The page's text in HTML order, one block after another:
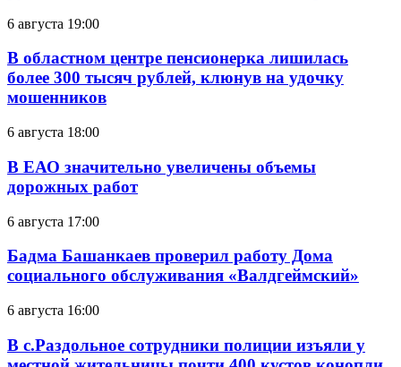
6 августа 19:00
В областном центре пенсионерка лишилась
более 300 тысяч рублей, клюнув на удочку
мошенников
6 августа 18:00
В ЕАО значительно увеличены объемы
дорожных работ
6 августа 17:00
Бадма Башанкаев проверил работу Дома
социального обслуживания «Валдгеймский»
6 августа 16:00
В с.Раздольное сотрудники полиции изъяли у